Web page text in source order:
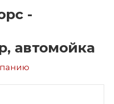
-
автомойка